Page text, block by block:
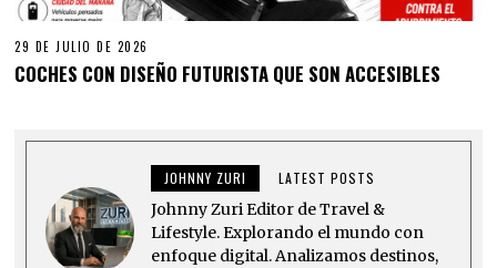
29 DE JULIO DE 2026
COCHES CON DISEÑO FUTURISTA QUE SON ACCESIBLES
JOHNNY ZURI LATEST POSTS
Johnny Zuri Editor de Travel &
Lifestyle. Explorando el mundo con
enfoque digital. Analizamos destinos,